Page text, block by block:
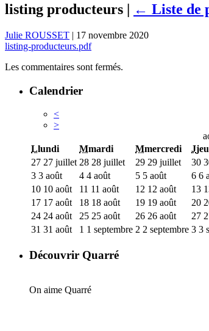
listing producteurs | ← Liste de
Julie ROUSSET | 17 novembre 2020
listing-producteurs.pdf
Les commentaires sont fermés.
Calendrier
<
>
Llundi Mmardi Mmercredi J
27 27 juillet 28 28 juillet 29 29 juillet 30
3 3 août 4 4 août 5 5 août 6 6
10 10 août 11 11 août 12 12 août 13
17 17 août 18 18 août 19 19 août 20
24 24 août 25 25 août 26 26 août 27
31 31 août 1 1 septembre 2 2 septembre 3 3
Découvrir Quarré
On aime Quarré